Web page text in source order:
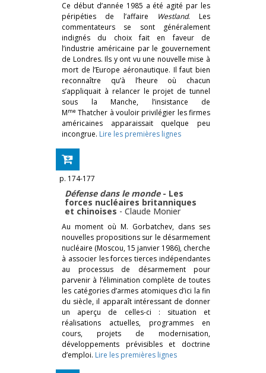
Ce début d’année 1985 a été agité par les
péripéties de l’affaire
Westland. Les
commentateurs se sont généralement
indignés du choix fait en faveur de
l’industrie américaine par le gouvernement
de Londres. Ils y ont vu une nouvelle mise à
mort de l’Europe aéronautique. Il faut bien
reconnaître qu’à l’heure où chacun
s’appliquait à relancer le projet de tunnel
sous la Manche, l’insistance de
Mme Thatcher à vouloir privilégier les firmes
américaines apparaissait quelque peu
incongrue. Lire les premières lignes
p. 174-177
Défense dans le monde - Les
forces nucléaires britanniques
et chinoises - Claude Monier
Au moment où M. Gorbatchev, dans ses
nouvelles propositions sur le désarmement
nucléaire (Moscou, 15 janvier 1986), cherche
à associer les forces tierces indépendantes
au processus de désarmement pour
parvenir à l’élimination complète de toutes
les catégories d’armes atomiques d’ici la fin
du siècle, il apparaît intéressant de donner
un aperçu de celles-ci : situation et
réalisations actuelles, programmes en
cours, projets de modernisation,
développements prévisibles et doctrine
d’emploi. Lire les premières lignes